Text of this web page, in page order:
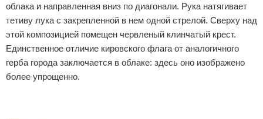
облака и направленная вниз по диагонали. Рука натягивает
тетиву лука с закрепленной в нем одной стрелой. Сверху над
этой композицией помещен червленый клинчатый крест.
Единственное отличие кировского флага от аналогичного
герба города заключается в облаке: здесь оно изображено
более упрощенно.